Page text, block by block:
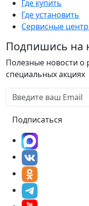
Где купить
Где установить
Сервисные
Подпишись на
Полезные новости о
специальных акциях
Подписаться